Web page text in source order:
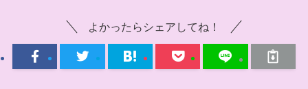
よかったらシェアしてね！